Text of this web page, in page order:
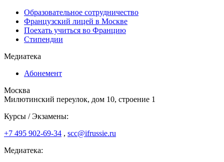
Образовательное сотрудничество
Французский лицей в Москве
Поехать учиться во Францию
Стипендии
Медиатека
Абонемент
Москва
Милютинский переулок, дом 10, строение 1
Курсы / Экзамены:
+7 495 902-69-34 , scc@ifrussie.ru
Медиатека: